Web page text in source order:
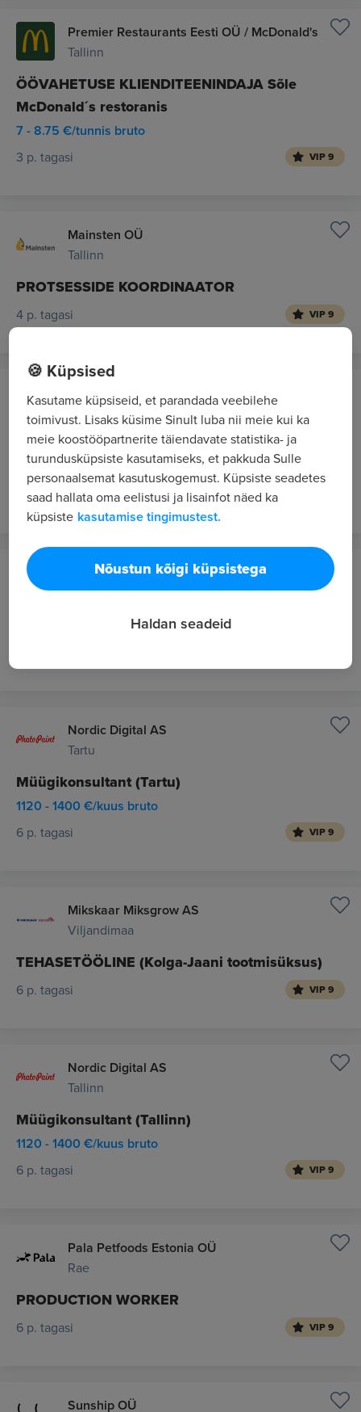
Premier Restaurants Eesti OÜ / McDonald's
Tallinn
ÖÖVAHETUSE KLIENDITEENINDAJA Sõle
McDonald´s restoranis
7 - 8.75 €/tunnis bruto
3 p. tagasi VIP 9
Mainsten OÜ
Tallinn
PROTSESSIDE KOORDINAATOR
4 p. tagasi VIP 9
Alphinity OÜ
Jüri / Aruküla
TOOTMISSPETSIALIST (CNC treimine ja
freesimine)
4 p. tagasi
Ionisos Baltics OÜ
Saue
NOOREMOPERAATOR
Nordic Digital AS
Tartu
Müügikonsultant (Tartu)
1120 - 1400 €/kuus bruto
6 p. tagasi VIP 9
Mikskaar Miksgrow AS
Viljandimaa
TEHASETÖÖLINE (Kolga-Jaani tootmisüksus)
6 p. tagasi VIP 9
Nordic Digital AS
Tallinn
Müügikonsultant (Tallinn)
1120 - 1400 €/kuus bruto
6 p. tagasi VIP 9
Pala Petfoods Estonia OÜ
Rae
PRODUCTION WORKER
6 p. tagasi VIP 9
Sunship OÜ
🍪 Küpsised
Kasutame küpsiseid, et parandada veebilehe
toimivust. Lisaks küsime Sinult luba nii meie kui ka
meie koostööpartnerite täiendavate statistika- ja
turundusküpsiste kasutamiseks, et pakkuda Sulle
personaalsemat kasutuskogemust. Küpsiste seadetes
saad hallata oma eelistusi ja lisainfot näed ka
küpsiste kasutamise tingimustest.
Nõustun kõigi küpsistega
Haldan seadeid